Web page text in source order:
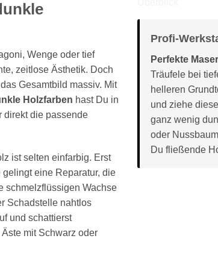
Wenge oder tief
zeitlose Ästhetik. Doch
Gesamtbild massiv. Mit
Holzfarben hast Du in
direkt die passende
ist selten einfarbig. Erst
eine Reparatur, die
schmelzflüssigen Wachse
Schadstelle nahtlos
und schattierst
mit Schwarz oder
Profi-
Perfekte
Träufele bei
helleren
und ziehe
ganz wenig
oder
Du fließende